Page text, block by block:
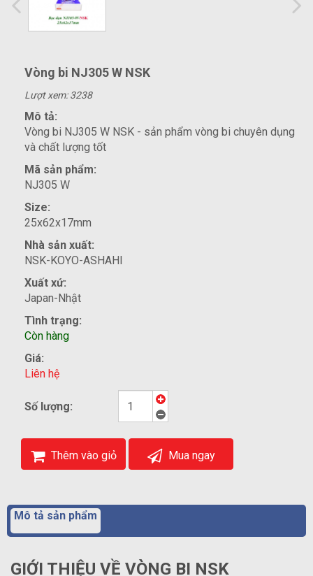
Vòng bi NJ305 W NSK
Lượt xem: 3238
Mô tả:
Vòng bi NJ305 W NSK - sản phẩm vòng bi chuyên dụng
và chất lượng tốt
Mã sản phẩm:
NJ305 W
Size:
25x62x17mm
Nhà sản xuất:
NSK-KOYO-ASHAHI
Xuất xứ:
Japan-Nhật
Tình trạng:
Còn hàng
Giá:
Liên hệ
Số lượng:
Thêm vào giỏ Mua ngay
Mô tả sản phẩm
GIỚI THIỆU VỀ VÒNG BI NSK